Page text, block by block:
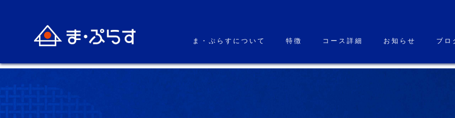
ま・ぷらすについて 特徴 コース詳細 お知らせ ブロ